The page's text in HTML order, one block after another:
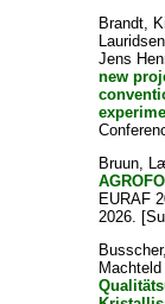
Brandt,
Jens
new
Bruun,
EURAF
2026.
Machteld